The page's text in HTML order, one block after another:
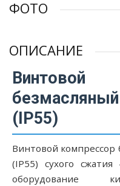
ФОТО
ОПИСАНИЕ
(IP55)
Винтовой компрессор
(IP55) сухого
оборудование